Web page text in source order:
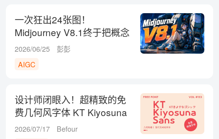
一次狂出24张图！
Midjourney V8.1终于把概念
探索的成本彻底打下来了
2026/06/25
彭彭
AIGC
设计师闭眼入！超精致的免
费几何风字体 KT Kiyosuna
Sans 来了！
2026/07/17
Befour